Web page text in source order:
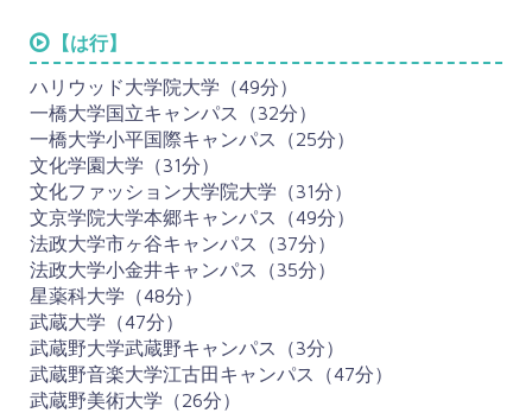
【は行】
ハリウッド大学院大学（49分）
一橋大学国立キャンパス（32分）
一橋大学小平国際キャンパス（25分）
文化学園大学（31分）
文化ファッション大学院大学（31分）
文京学院大学本郷キャンパス（49分）
法政大学市ヶ谷キャンパス（37分）
法政大学小金井キャンパス（35分）
星薬科大学（48分）
武蔵大学（47分）
武蔵野大学武蔵野キャンパス（3分）
武蔵野音楽大学江古田キャンパス（47分）
武蔵野美術大学（26分）